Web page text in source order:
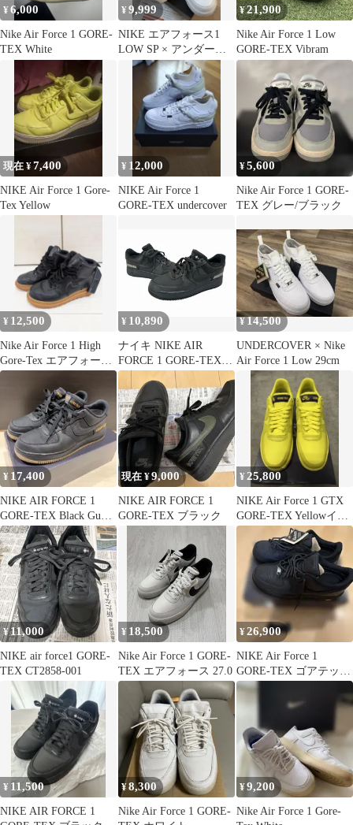
¥6,000
Nike Air Force 1 GORE-
TEX White
¥9,999
NIKE エアフォース1
LOW SP × アンダーカ
バー GORE-TEX
¥21,900
Nike Air Force 1 Low
GORE-TEX Vibram
現在 ¥7,400
NIKE Air Force 1 Gore-
Tex Yellow
¥ 12,000
NIKE Air Force 1
GORE-TEX undercover
¥5,600
Nike Air Force 1 GORE-
TEX グレー/ブラック
¥ 12,500
Nike Air Force 1 High
Gore-Tex エアフォース
ワン
¥ 10,890
ナイキ NIKE AIR
FORCE 1 GORE-TEX
Black エアフォース 1
ゴアテックス CT2858-
001 26 黒 ブラック ブ
ランド古着ベクトル 中
古▲260325
¥14,500
UNDERCOVER × Nike
Air Force 1 Low 29cm
¥ 17,400
NIKE AIR FORCE 1
GORE-TEX Black Gum
26.5
現在 ¥9,000
NIKE AIR FORCE 1
GORE-TEX ブラック
¥ 25,800
NIKE Air Force 1 GTX
GORE-TEX Yellowイエ
ロー
¥11,000
NIKE air force1 GORE-
TEX CT2858-001
¥ 18,500
Nike Air Force 1 GORE-
TEX エアフォース 27.0
¥26,900
NIKE Air Force 1
GORE-TEX ゴアテック
ス 27.5cm
¥ 11,500
NIKE AIR FORCE 1
¥8,300
Nike Air Force 1 GORE-
¥9,200
Nike Air Force 1 Gore-